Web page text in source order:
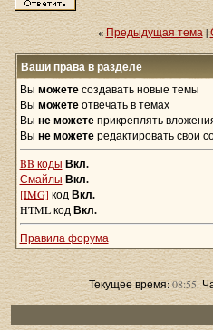
«Предыдущая тема|
Ваши права в разделе
Вы можетесоздавать новые темы
Вы можетеотвечать в темах
Вы не можетеприкреплять
Вы не можетередактировать свои
BB коды Вкл.
Смайлы Вкл.
[IMG] код Вкл.
HTML код Вкл.
Правила форума
Текущее время:08:55.